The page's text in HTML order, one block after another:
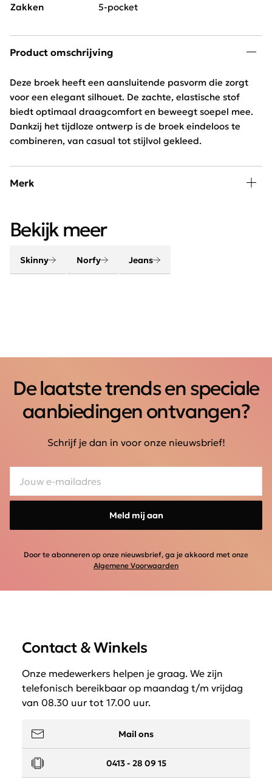
Zakken
5-pocket
Product omschrijving
Deze broek heeft een aansluitende pasvorm die zorgt
voor een elegant silhouet. De zachte, elastische stof
biedt optimaal draagcomfort en beweegt soepel mee.
Dankzij het tijdloze ontwerp is de broek eindeloos te
combineren, van casual tot stijlvol gekleed.
Merk
gespecialiseerd in broeken voor de modieuze vrouw. De
broeken van dit merk hebben een trendy uitstraling en
zijn gemaakt van hoogwaardig materiaal.
Bekijk meer
Skinny Norfy Jeans
De laatste trends en speciale
aanbiedingen ontvangen?
Schrijf je dan in voor onze nieuwsbrief!
Meld mij aan
Door te abonneren op onze nieuwsbrief, ga je akkoord met onze
Algemene Voorwaarden
Contact & Winkels
Onze medewerkers helpen je graag. We zijn
telefonisch bereikbaar op maandag t/m vrijdag
van 08.30 uur tot 17.00 uur.
Mail ons
0413 - 28 09 15